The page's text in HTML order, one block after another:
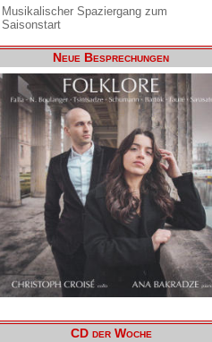
Musikalischer Spaziergang zum
Saisonstart
Neue Besprechungen
CD der Woche